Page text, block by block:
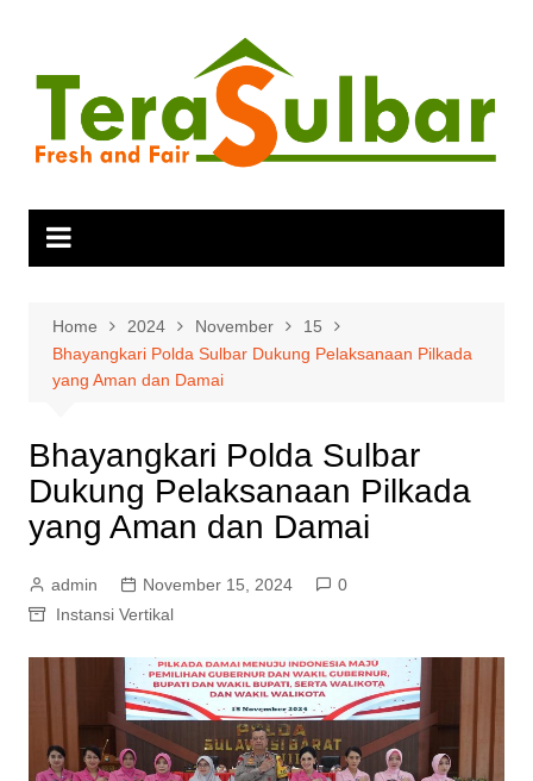
content
Home 2024 November
15
Bhayangkari Polda Sulbar Dukung Pelaksanaan Pilkada
yang Aman dan Damai
Bhayangkari Polda Sulbar
Dukung Pelaksanaan Pilkada
yang Aman dan Damai
admin November 15, 2024
0
Instansi Vertikal